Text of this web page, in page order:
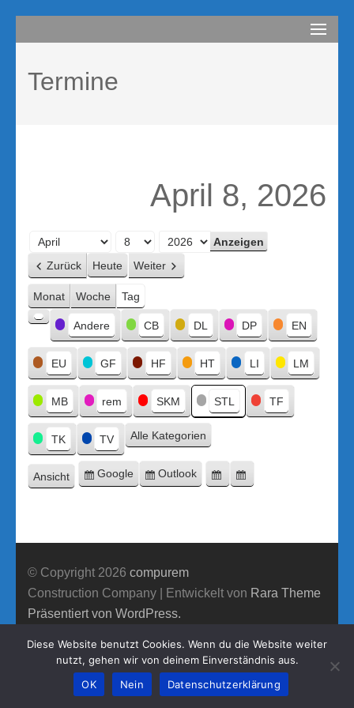
Inhalt
(Enter
drücken)
compurem
Termine
April 8, 2026
Monat
Tag
Jahr
Zurück Heute Weiter
Monat Woche Tag
Kategorien
Kategorie
ohne
Titel
Andere CB DL DP EN
EU GF HF HT LI LM
MB rem SKM STL TF
TK TV Alle Kategorien
Ansicht ausdrucken
Eintragen
Google
Eintragen
Outlook
Google-
© Copyright 2026 compurem
Construction Company | Entwickelt von Rara Theme
Präsentiert von WordPress.
Diese Website benutzt Cookies. Wenn du die Website weiter
nutzt, gehen wir von deinem Einverständnis aus.
OK
Nein Datenschutzerklärung